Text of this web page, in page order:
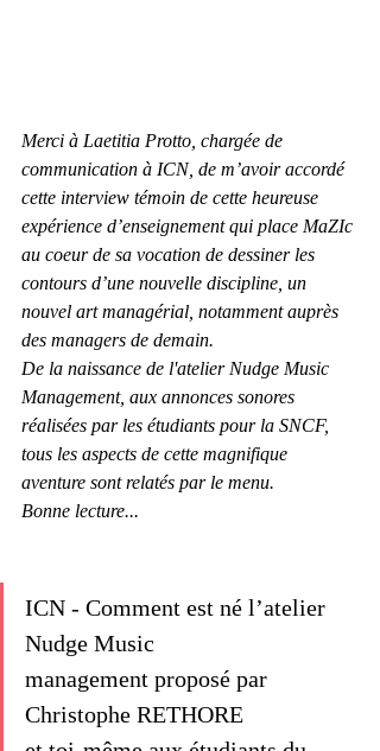
Merci à Laetitia Protto, chargée de
communication à ICN, de m’avoir accordé
cette interview témoin de cette heureuse
expérience d’enseignement qui place MaZIc
au coeur de sa vocation de dessiner les
contours d’une nouvelle discipline, un
nouvel art managérial, notamment auprès
des managers de demain.
De la naissance de l'atelier Nudge Music
Management, aux annonces sonores
réalisées par les étudiants pour la SNCF,
tous les aspects de cette magnifique
aventure sont relatés par le menu.
Bonne lecture...
ICN - Comment est né l’atelier
Nudge Music
management proposé par
Christophe RETHORE